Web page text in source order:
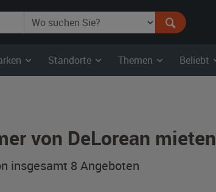
Standorte Themen Beliebt
von DeLorean mieten
insgesamt 8 Angeboten